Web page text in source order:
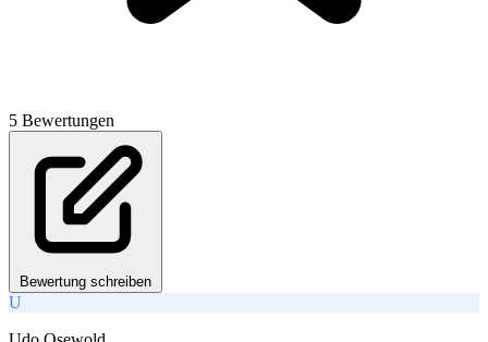
5 Bewertungen
Bewertung schreiben
U